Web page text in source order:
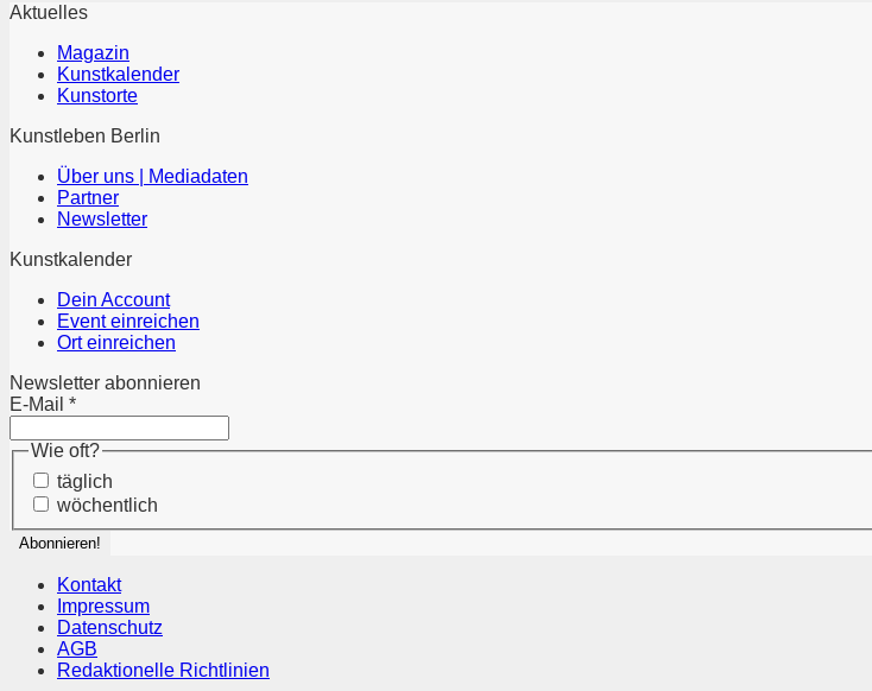
Aktuelles
Magazin
Kunstkalender
Kunstorte
Kunstleben Berlin
Über uns | Mediadaten
Partner
Newsletter
Kunstkalender
Dein Account
Event einreichen
Ort einreichen
Newsletter abonnieren
E-Mail *
Wie oft?
täglich
wöchentlich
Kontakt
Impressum
Datenschutz
AGB
Redaktionelle Richtlinien